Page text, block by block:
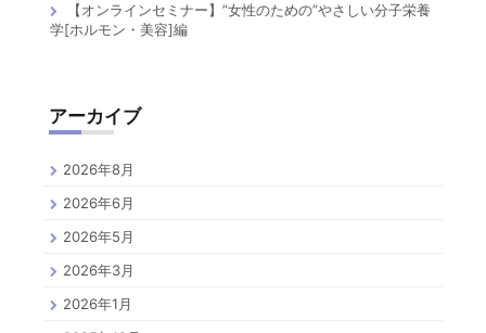
【オンラインセミナー】”女性のための”やさしい分子栄養
学[ホルモン・美容]編
アーカイブ
2026年8月
2026年6月
2026年5月
2026年3月
2026年1月